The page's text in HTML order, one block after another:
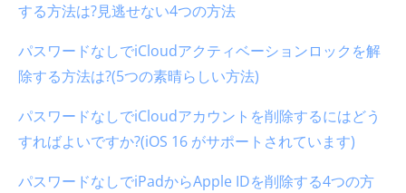
する方法は?見逃せない4つの方法
パスワードなしでiCloudアクティベーションロックを解
除する方法は?(5つの素晴らしい方法)
パスワードなしでiCloudアカウントを削除するにはどう
すればよいですか?(iOS 16 がサポートされています)
パスワードなしでiPadからApple IDを削除する4つの方